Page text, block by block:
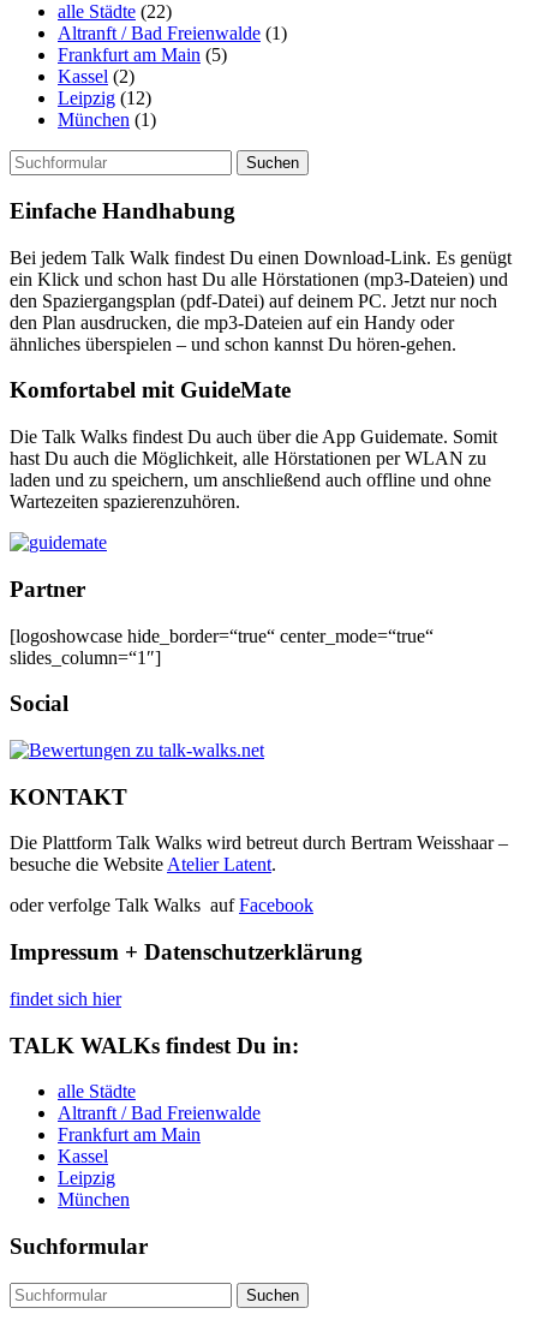
alle Städte (22)
Altranft / Bad Freienwalde (1)
Frankfurt am Main (5)
Kassel (2)
Leipzig (12)
München (1)
Suchen
nach:
Einfache Handhabung
Bei jedem Talk Walk findest Du einen Download-Link. Es genügt
ein Klick und schon hast Du alle Hörstationen (mp3-Dateien) und
den Spaziergangsplan (pdf-Datei) auf deinem PC. Jetzt nur noch
den Plan ausdrucken, die mp3-Dateien auf ein Handy oder
ähnliches überspielen – und schon kannst Du hören-gehen.
Komfortabel mit GuideMate
Die Talk Walks findest Du auch über die App Guidemate. Somit
hast Du auch die Möglichkeit, alle Hörstationen per WLAN zu
laden und zu speichern, um anschließend auch offline und ohne
Wartezeiten spazierenzuhören.
Partner
[logoshowcase hide_border=“true“ center_mode=“true“
slides_column=“1″]
Social
KONTAKT
Die Plattform Talk Walks wird betreut durch Bertram Weisshaar –
besuche die Website Atelier Latent.
oder verfolge Talk Walks aufFacebook
Impressum + Datenschutzerklärung
findet sich hier
TALK WALKs findest Du in:
alle Städte
Altranft / Bad Freienwalde
Frankfurt am Main
Kassel
Leipzig
München
Suchformular
Suchen
nach: